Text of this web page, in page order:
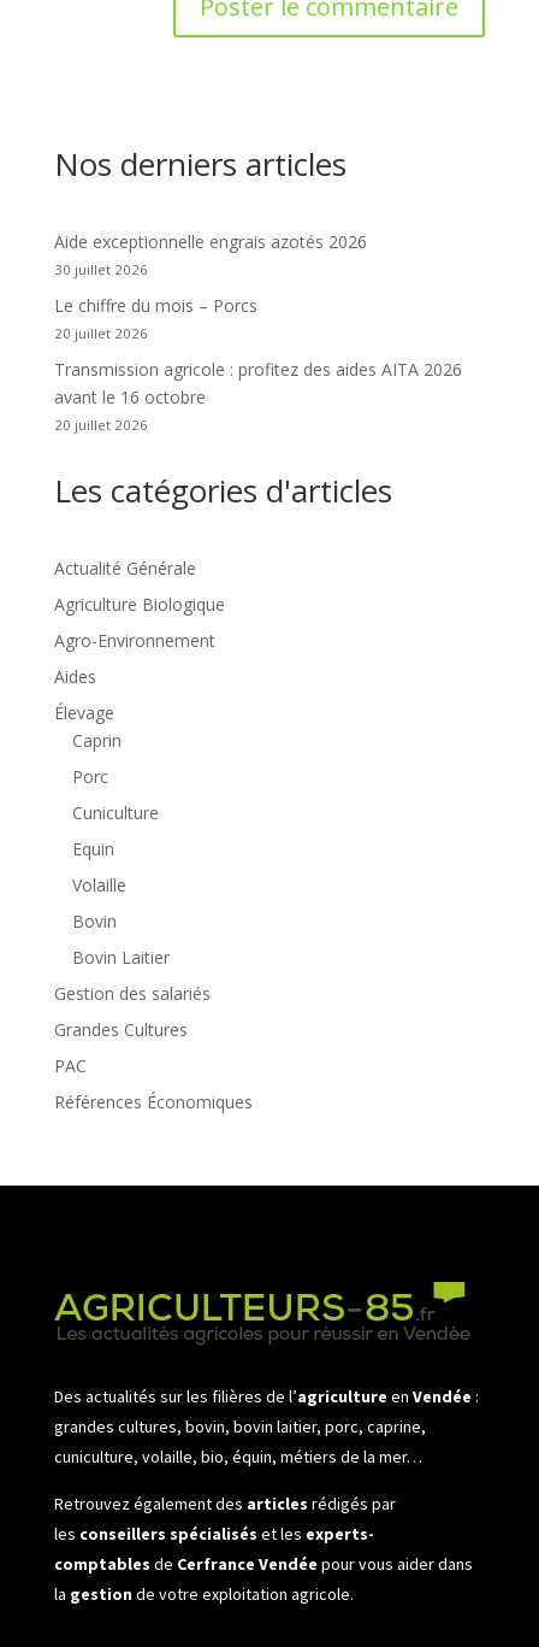
Nos derniers articles
Aide exceptionnelle engrais azotés 2026
30 juillet 2026
Le chiffre du mois – Porcs
20 juillet 2026
Transmission agricole : profitez des aides AITA 2026
avant le 16 octobre
20 juillet 2026
Les catégories d'articles
Actualité Générale
Agriculture Biologique
Agro-Environnement
Aides
Élevage
Caprin
Porc
Cuniculture
Equin
Volaille
Bovin
Bovin Laitier
Gestion des salariés
Grandes Cultures
PAC
Références Économiques
Des actualités sur les filières de l’agriculture en Vendée :
grandes cultures, bovin, bovin laitier, porc, caprine,
cuniculture, volaille, bio, équin, métiers de la mer…
Retrouvez également des articles rédigés par
les conseillers spécialisés et les experts-
comptables de Cerfrance Vendée pour vous aider dans
la gestionde votre exploitation agricole.